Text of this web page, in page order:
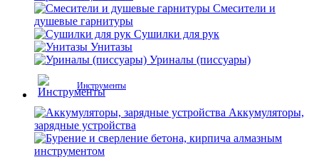
Смесители и
душевые гарнитуры
Сушилки для рук
Унитазы
Уриналы (писсуары)
Инструменты
Аккумуляторы,
зарядные устройства